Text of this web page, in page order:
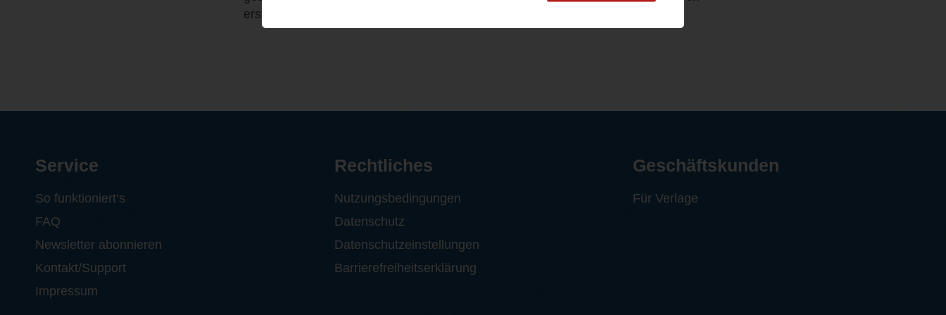
erster Eindruck, das man...
Service
So funktioniert‘s
FAQ
Newsletter abonnieren
Kontakt/Support
Impressum
Rechtliches
Nutzungsbedingungen
Datenschutz
Datenschutzeinstellungen
Barrierefreiheitserklärung
Geschäftskunden
Für Verlage